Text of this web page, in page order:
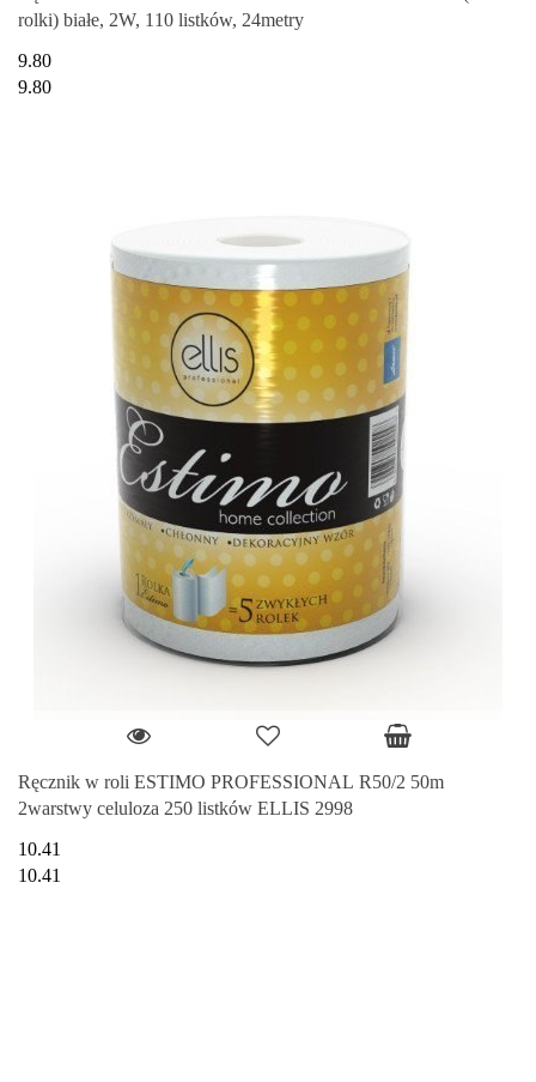
rolki) białe, 2W, 110 listków, 24metry
9.80
9.80
Ręcznik w roli ESTIMO PROFESSIONAL R50/2 50m
2warstwy celuloza 250 listków ELLIS 2998
10.41
10.41